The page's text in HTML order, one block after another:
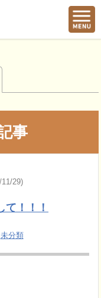
事
29)
て！！！
未分類